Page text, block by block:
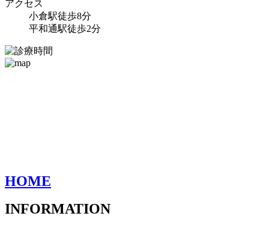
アクセス
小倉駅徒歩8分
平和通駅徒歩2分
HOME
INFORMATION